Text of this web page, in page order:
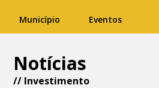
Município Eventos
Notícias
// Investimento